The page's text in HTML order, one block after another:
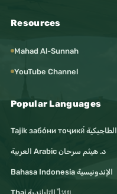
Resources
Mahad Al-Sunnah
YouTube Channel
Popular Languages
Tajik забо́ни тоҷикӣ́ الطاجيكية
د. هيثم سرحان Arabic العربية
Bahasa Indonesia الإندونيسية